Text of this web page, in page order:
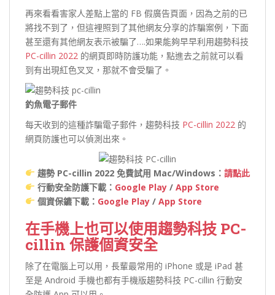
再來看看害家人差點上當的 FB 假廣告頁面，因為之前的已
將找不到了，但這裡照到了其他網友分享的詐騙案例，下面
甚至還有其他網友表示被騙了….如果能夠早早利用趨勢科技
PC-cillin 2022 的網頁即時防護功能，點進去之前就可以看
到有出現紅色叉叉，那就不會受騙了。
釣魚電子郵件
每天收到的這種詐騙電子郵件，趨勢科技 PC-cillin 2022 的
網頁防護也可以偵測出來。
趨勢 PC-cillin 2022 免費試用 Mac/Windows： 請點此
行動安全防護下載： Google Play/ App Store
個資保鑣下載： Google Play/ App Store
在手機上也可以使用趨勢科技 PC-
cillin 保護個資安全
除了在電腦上可以用，長輩最常用的 iPhone 或是 iPad 甚
至是 Android 手機也都有手機版趨勢科技 PC-cillin 行動安